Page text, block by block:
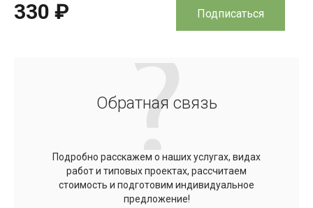
330 ₽ Подписаться
Обратная связь
Подробно расскажем о наших услугах, видах
работ и типовых проектах, рассчитаем
стоимость и подготовим индивидуальное
предложение!